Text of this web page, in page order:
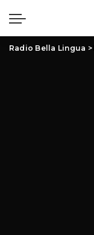
Radio Bella Lingua >